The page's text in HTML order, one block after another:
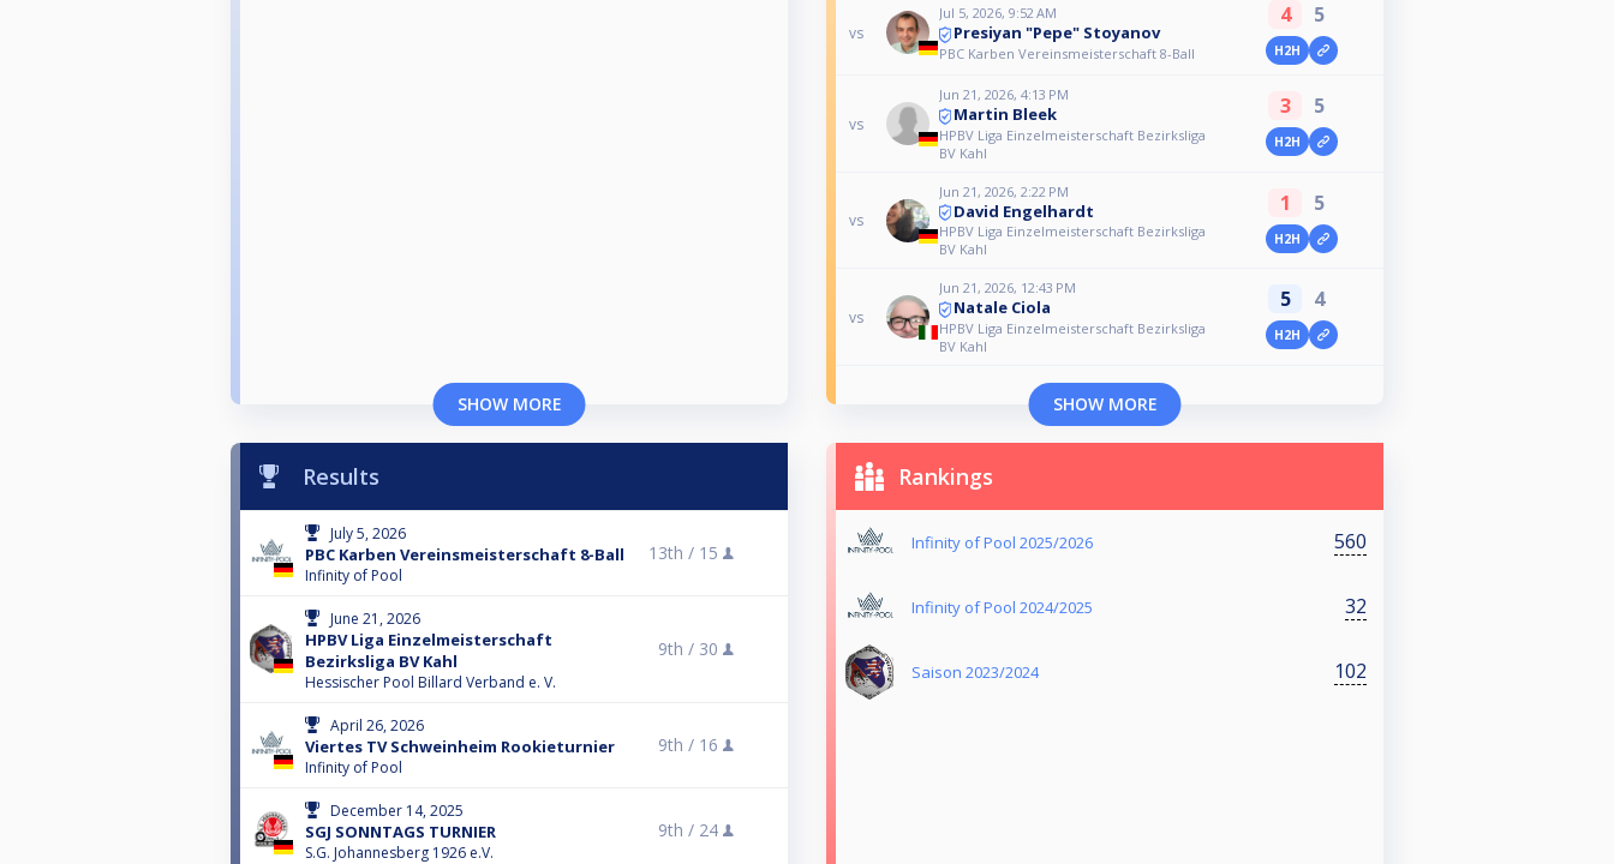
SHOW MORE
vs
Jul 5, 2026, 9:52 AM
Presiyan "Pepe" Stoyanov
PBC Karben Vereinsmeisterschaft 8-Ball
4 5
H2H
vs
Jun 21, 2026, 4:13 PM
Martin Bleek
HPBV Liga Einzelmeisterschaft Bezirksliga
BV Kahl
3 5
H2H
vs
Jun 21, 2026, 2:22 PM
David Engelhardt
HPBV Liga Einzelmeisterschaft Bezirksliga
BV Kahl
1 5
H2H
vs
Jun 21, 2026, 12:43 PM
Natale Ciola
HPBV Liga Einzelmeisterschaft Bezirksliga
BV Kahl
5 4
H2H
SHOW MORE
Results
July 5, 2026
PBC Karben Vereinsmeisterschaft 8-Ball
Infinity of Pool
13th / 15
June 21, 2026
HPBV Liga Einzelmeisterschaft
Bezirksliga BV Kahl
Hessischer Pool Billard Verband e. V.
9th / 30
April 26, 2026
Viertes TV Schweinheim Rookieturnier
Infinity of Pool
9th / 16
December 14, 2025
SGJ SONNTAGS TURNIER
S.G. Johannesberg 1926 e.V.
9th / 24
Rankings
Infinity of Pool 2025/2026 560
Infinity of Pool 2024/2025 32
Saison 2023/2024 102